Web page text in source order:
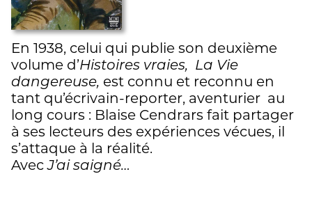
En 1938, celui qui publie son deuxième
volume d’Histoires vraies, La Vie
dangereuse, est connu et reconnu en
tant qu’écrivain-reporter, aventurier au
long cours : Blaise Cendrars fait partager
à ses lecteurs des expériences vécues, il
s’attaque à la réalité.
AvecJ’ai saigné…